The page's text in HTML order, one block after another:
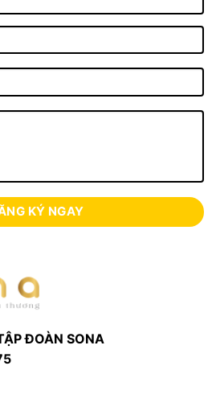
nhiệt độ cao.
Giúp nút bần luôn ẩm, giữ
nhiên của rượu.
Rượu Vang Pháp Louis
tặng doanh nghiệp: Sona hỗ
và gói quà theo nhận diện
Nhanh chóng, an toàn và
ĐOÀN SONA